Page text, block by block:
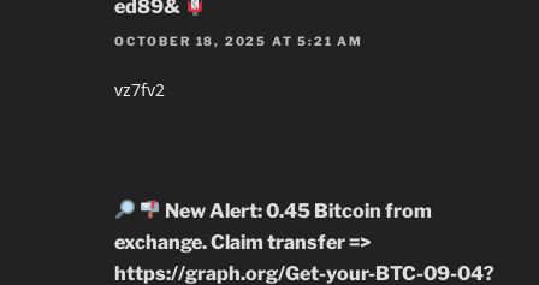
ed89&
OCTOBER 18, 2025 AT 5:21 AM
vz7fv2
New Alert: 0.45 Bitcoin from
exchange. Claim transfer =>
https://graph.org/Get-your-BTC-09-04?